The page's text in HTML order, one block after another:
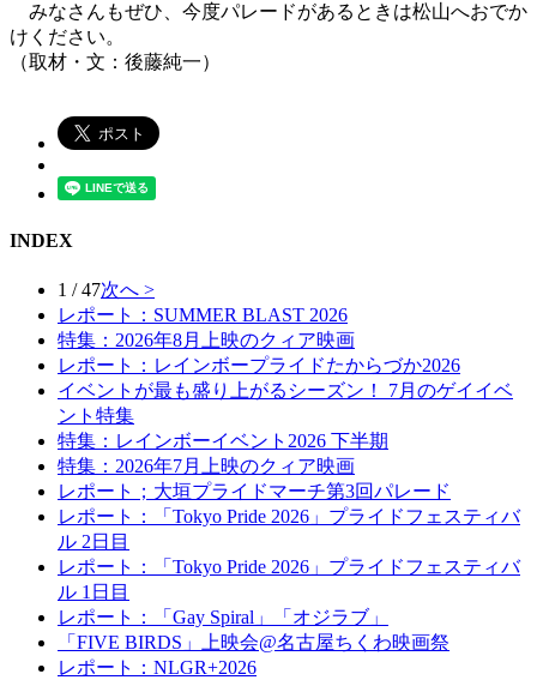
みなさんもぜひ、今度パレードがあるときは松山へおでか
けください。
（取材・文：後藤純一）
INDEX
1 / 47次へ >
レポート：SUMMER BLAST 2026
特集：2026年8月上映のクィア映画
レポート：レインボープライドたからづか2026
イベントが最も盛り上がるシーズン！ 7月のゲイイベ
ント特集
特集：レインボーイベント2026 下半期
特集：2026年7月上映のクィア映画
レポート；大垣プライドマーチ第3回パレード
レポート：「Tokyo Pride 2026」プライドフェスティバ
ル 2日目
レポート：「Tokyo Pride 2026」プライドフェスティバ
ル 1日目
レポート：「Gay Spiral」「オジラブ」
「FIVE BIRDS」上映会@名古屋ちくわ映画祭
レポート：NLGR+2026